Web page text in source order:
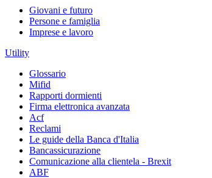
Giovani e futuro
Persone e famiglia
Imprese e lavoro
Utility
Glossario
Mifid
Rapporti dormienti
Firma elettronica avanzata
Acf
Reclami
Le guide della Banca d'Italia
Bancassicurazione
Comunicazione alla clientela - Brexit
ABF